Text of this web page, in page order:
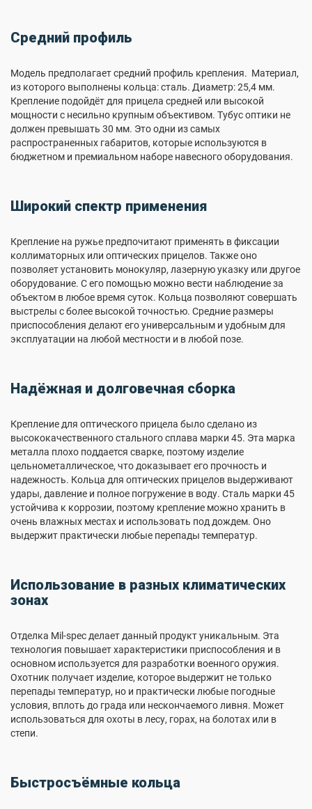
Средний профиль
Модель предполагает средний профиль крепления. Материал,
из которого выполнены кольца: сталь. Диаметр: 25,4 мм.
Крепление подойдёт для прицела средней или высокой
мощности с несильно крупным объективом. Тубус оптики не
должен превышать 30 мм. Это одни из самых
распространенных габаритов, которые используются в
бюджетном и премиальном наборе навесного оборудования.
Широкий спектр применения
Крепление на ружье предпочитают применять в фиксации
коллиматорных или оптических прицелов. Также оно
позволяет установить монокуляр, лазерную указку или другое
оборудование. С его помощью можно вести наблюдение за
объектом в любое время суток. Кольца позволяют совершать
выстрелы с более высокой точностью. Средние размеры
приспособления делают его универсальным и удобным для
эксплуатации на любой местности и в любой позе.
Надёжная и долговечная сборка
Крепление для оптического прицела было сделано из
высококачественного стального сплава марки 45. Эта марка
металла плохо поддается сварке, поэтому изделие
цельнометаллическое, что доказывает его прочность и
надежность. Кольца для оптических прицелов выдерживают
удары, давление и полное погружение в воду. Сталь марки 45
устойчива к коррозии, поэтому крепление можно хранить в
очень влажных местах и использовать под дождем. Оно
выдержит практически любые перепады температур.
Использование в разных климатических
зонах
Отделка Mil-spec делает данный продукт уникальным. Эта
технология повышает характеристики приспособления и в
основном используется для разработки военного оружия.
Охотник получает изделие, которое выдержит не только
перепады температур, но и практически любые погодные
условия, вплоть до града или нескончаемого ливня. Может
использоваться для охоты в лесу, горах, на болотах или в
степи.
Быстросъёмные кольца